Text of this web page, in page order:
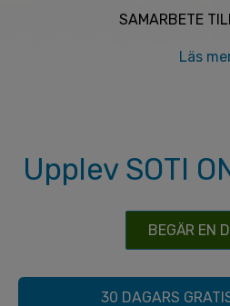
SAMARBETE
Läs
Upplev SOTI
BEGÄR EN
30 DAGARS